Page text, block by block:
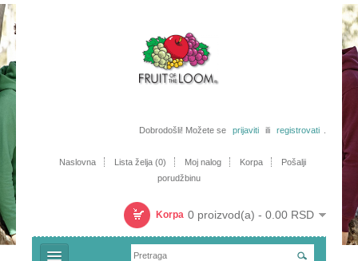
Dobrodošli! Možete se prijaviti ili registrovati
Naslovna Lista želja (0) Moj nalog Korpa
Pošalji
porudžbinu
Korpa 0 proizvod(a) - 0.00 RSD